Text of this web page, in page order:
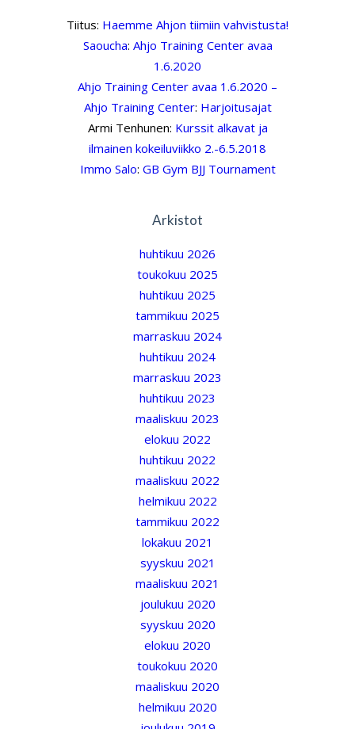
Tiitus: Haemme Ahjon tiimiin vahvistusta!
Saoucha: Ahjo Training Center avaa
1.6.2020
Ahjo Training Center avaa 1.6.2020 –
Ahjo Training Center: Harjoitusajat
Armi Tenhunen: Kurssit alkavat ja
ilmainen kokeiluviikko 2.-6.5.2018
Immo Salo: GB Gym BJJ Tournament
Arkistot
huhtikuu 2026
toukokuu 2025
huhtikuu 2025
tammikuu 2025
marraskuu 2024
huhtikuu 2024
marraskuu 2023
huhtikuu 2023
maaliskuu 2023
elokuu 2022
huhtikuu 2022
maaliskuu 2022
helmikuu 2022
tammikuu 2022
lokakuu 2021
syyskuu 2021
maaliskuu 2021
joulukuu 2020
syyskuu 2020
elokuu 2020
toukokuu 2020
maaliskuu 2020
helmikuu 2020